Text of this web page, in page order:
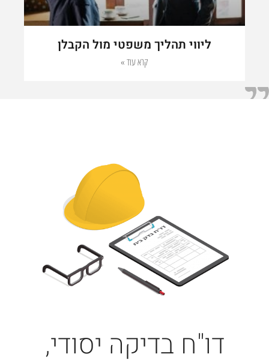
ליווי תהליך משפטי מול הקבלן
קרא עוד »
דו"ח בדיקה יסודי,